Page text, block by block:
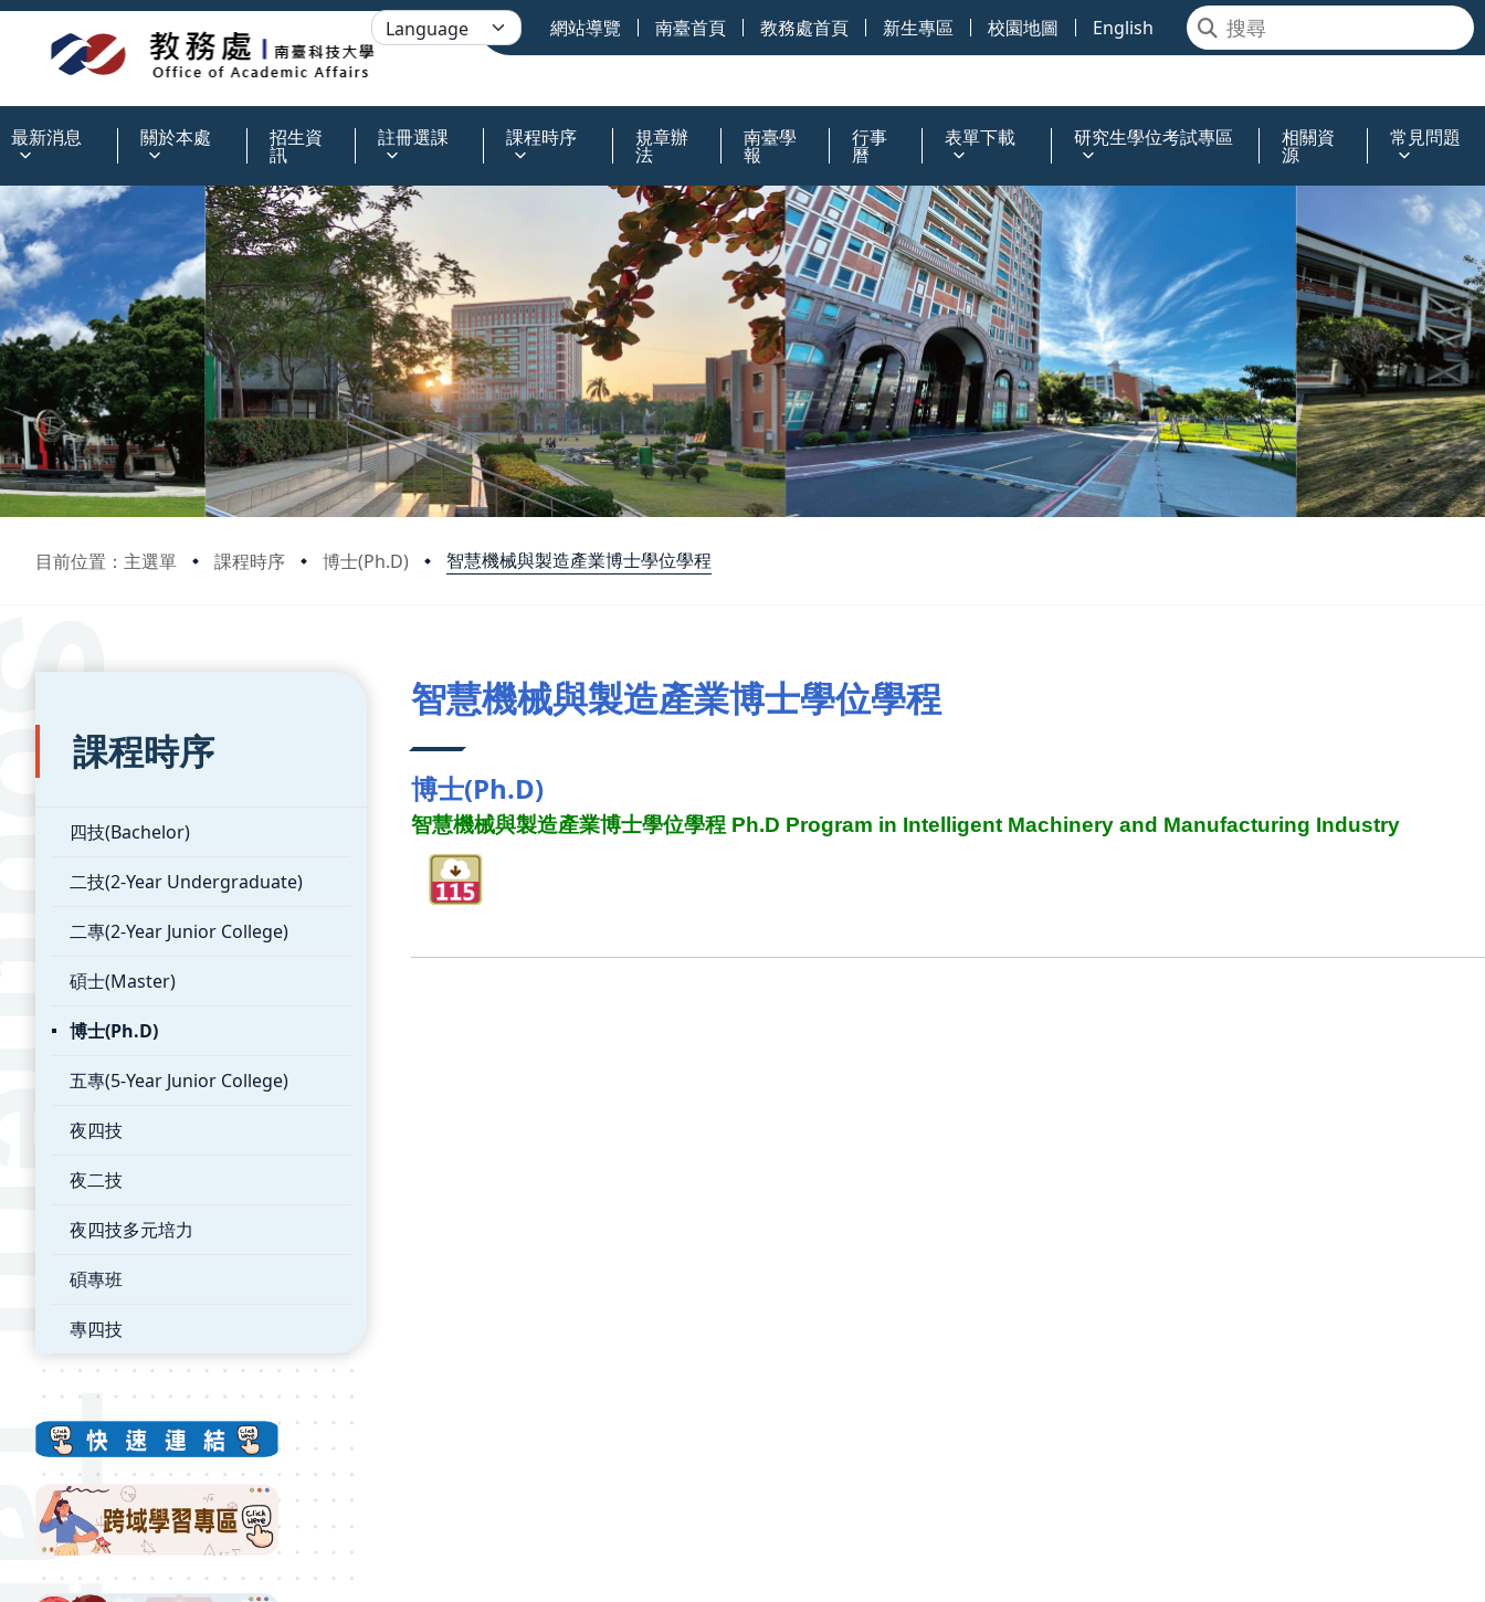
網站導覽 南臺首頁 教務處首頁 新生專區 校園地圖 English
最新消息 關於本處 招生資
訊
註冊選課 課程時序 規章辦
法
南臺學
報
行事
曆
表單下載 研究生學位考試專區 相關資
源
常見問題
目前位置：主選單 課程時序 博士(Ph.D) 智慧機械與製造產業博士學位學程
:::
課程時序
四技(Bachelor)
二技(2-Year Undergraduate)
二專(2-Year Junior College)
碩士(Master)
博士(Ph.D)
五專(5-Year Junior College)
夜四技
夜二技
夜四技多元培力
碩專班
專四技
智慧機械與製造產業博士學位學程
博士(Ph.D)
智慧機械與製造產業博士學位學程 Ph.D Program in Intelligent Machinery and Manufacturing Industry